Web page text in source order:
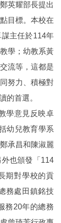
英耀部長提出
目標。本校在
主任於114年
學；幼教系黃
流等，這都是
努力、積極對
的首選。
學意見反映卓
幼兒教育學系
承昌和陳淑麗
也頒發「114
期對學校的貢
務處田鎮銘技
務20年的總務